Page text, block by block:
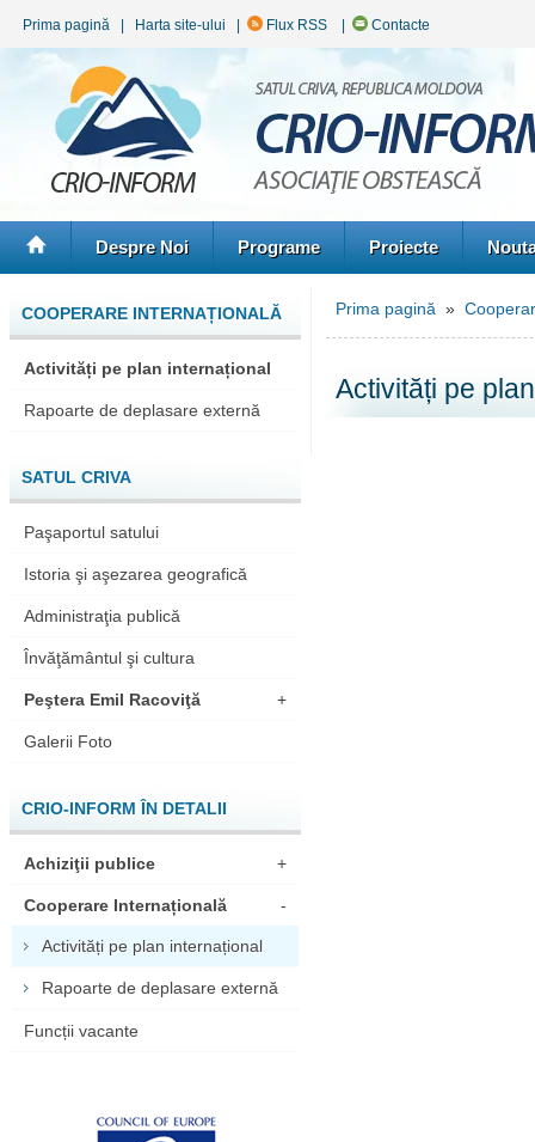
Prima pagină Harta site-ului Flux RSS Contacte
Despre Noi Programe Proiecte
COOPERARE INTERNAȚIONALĂ
Activități pe plan internațional
Rapoarte de deplasare externă
SATUL CRIVA
Paşaportul satului
Istoria şi aşezarea geografică
Administraţia publică
Învăţământul şi cultura
Peştera Emil Racoviţă +
Galerii Foto
CRIO-INFORM ÎN DETALII
Achiziţii publice +
Cooperare Internațională -
Activități pe plan internațional
Rapoarte de deplasare externă
Funcții vacante
Prima pagină »
Activități pe